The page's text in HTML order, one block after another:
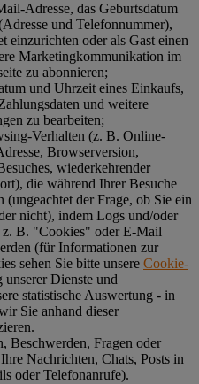
Adresse, das Geburtsdatum
und Telefonnummer),
einzurichten oder als Gast einen
Marketingkommunikation im
zu abonnieren;
und Uhrzeit eines Einkaufs,
und weitere
zu bearbeiten;
Verhalten (z. B. Online-
Browserversion,
wiederkehrender
die während Ihrer Besuche
(ungeachtet der Frage, ob Sie ein
nicht), indem Logs und/oder
B. "Cookies" oder E-Mail
(für Informationen zur
sehen Sie bitte unsere Cookie-
unserer Dienste und
statistische Auswertung - in
Sie anhand dieser
Beschwerden, Fragen oder
Nachrichten, Chats, Posts in
oder Telefonanrufe).